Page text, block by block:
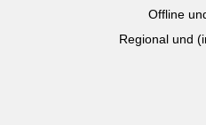
Offline
Regional und